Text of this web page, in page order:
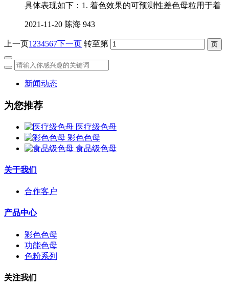
具体表现如下：1. 着色效果的可预测性差色母粒用于着
2021-11-20 陈海 943
上一页1 234567下一页 转至第
新闻动态
为您推荐
医疗级色母
彩色色母
食品级色母
关于我们
合作客户
产品中心
彩色色母
功能色母
色粉系列
关注我们